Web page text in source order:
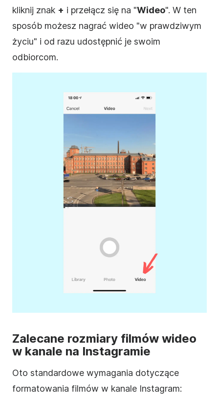
kliknij znak + i przełącz się na "Wideo". W ten
sposób możesz nagrać wideo "w prawdziwym
życiu" i od razu udostępnić je swoim
odbiorcom.
Zalecane rozmiary filmów wideo
w kanale na Instagramie
Oto standardowe wymagania dotyczące
formatowania filmów w kanale Instagram: